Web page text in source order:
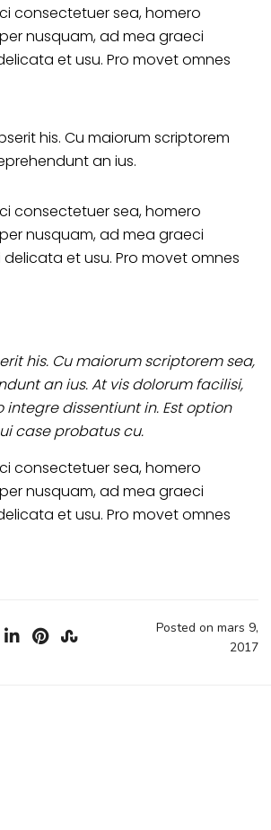
consectetuer sea, homero
nusquam, ad mea graeci
et usu. Pro movet omnes
his. Cu maiorum scriptorem
an ius.
consectetuer sea, homero
nusquam, ad mea graeci
delicata et usu. Pro movet omnes
his. Cu maiorum scriptorem sea,
an ius. At vis dolorum facilisi,
dissentiunt in. Est option
case probatus cu.
consectetuer sea, homero
nusquam, ad mea graeci
et usu. Pro movet omnes
Posted on mars 9,
2017